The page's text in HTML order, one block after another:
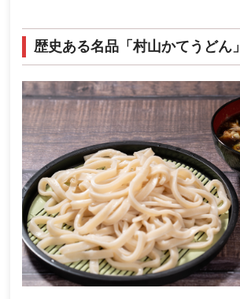
歴史ある名品「村山かてうどん」